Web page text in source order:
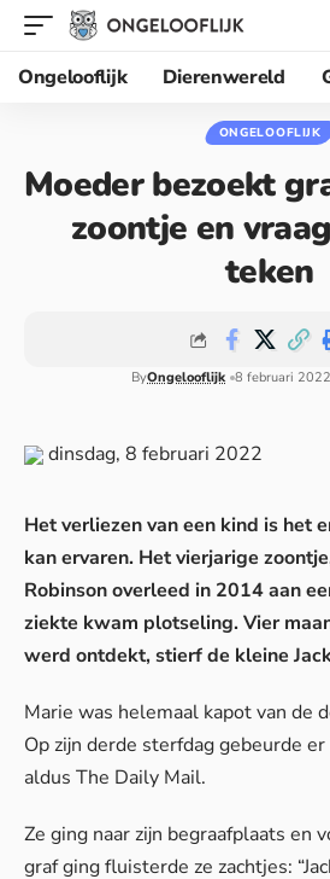
Ongelooflijk
Dierenwereld
ONGELOOFLIJK
Moeder bezoekt
zoontje en
teken
ByOngelooflijk 8 februari 2022
dinsdag, 8 februari 2022
Het verliezen van een kind is het
kan ervaren. Het vierjarige
Robinson overleed in 2014 aan
ziekte kwam plotseling. Vier
werd ontdekt, stierf de kleine
Marie was helemaal kapot van de
Op zijn derde sterfdag gebeurde
aldus The Daily Mail.
Ze ging naar zijn begraafplaats en
graf ging fluisterde ze zachtjes: